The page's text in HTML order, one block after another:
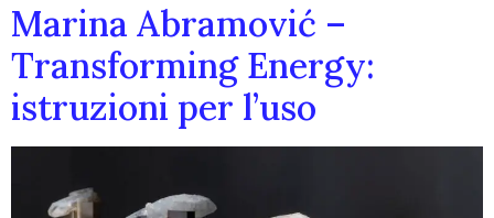
Marina Abramović –
Transforming Energy:
istruzioni per l’uso